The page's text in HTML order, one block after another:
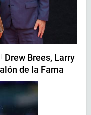
| Drew Brees, Larry
de la Fama